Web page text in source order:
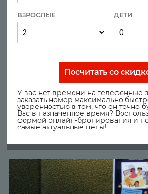
ВЗРОСЛЫЕ ДЕТИ
Посчитать со
У вас нет времени на телефонные
заказать номер максимально
уверенностью в том, что он точно
Вас в назначенное время?
формой онлайн-бронирования и
самые актуальные цены!